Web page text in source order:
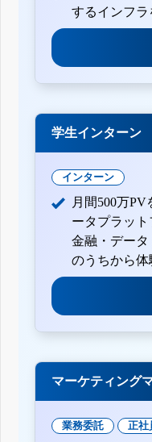
するインフラ
学生インターン
インターン
月間500万
ータプラット
金融・デー
のうちから体
マーケティング
業務委託 正社